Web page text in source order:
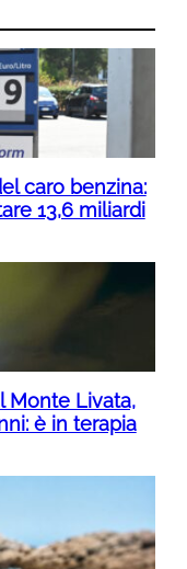
caro benzina:
13,6 miliardi
Monte Livata,
è in terapia